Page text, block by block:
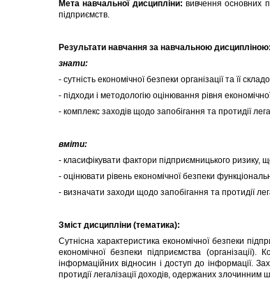
Мета навчальної дисципліни: вивчення основних
підприємств.
Результати навчання за навчальною дисципліною:
знати:
- сутність економічної безпеки організації та її
- підходи і методологію оцінювання рівня
- комплекс заходів щодо запобігання та протидії
вміти:
- класифікувати фактори підприємницького ризику,
- оцінювати рівень економічної безпеки
- визначати заходи щодо запобігання та протидії
Зміст дисципліни (тематика):
Сутнісна характеристика економічної безпеки
економічної безпеки підприємства
інформаційних відносин і доступ до інформації.
протидії легалізації доходів, одержаних злочинним